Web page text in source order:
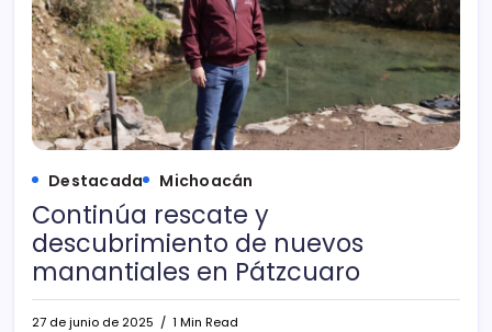
Destacada Michoacán
Continúa rescate y
descubrimiento de nuevos
manantiales en Pátzcuaro
27 de junio de 2025 1 Min Read